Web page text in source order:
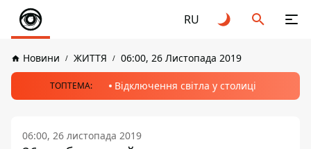
RU
Новини ЖИТТЯ 06:00, 26 Листопада 2019
ТОПТЕМА: Відключення світла у столиці
06:00, 26 листопада 2019